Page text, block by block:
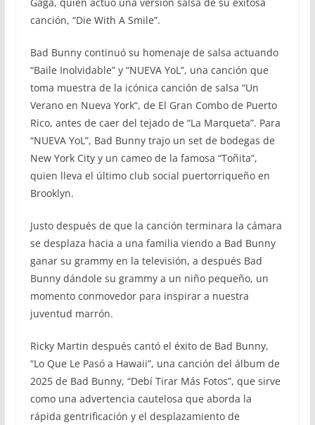
canción, “Die With A Smile”.
Bad Bunny continuó su homenaje de salsa actuando
“Baile Inolvidable” y “NUEVA YoL”, una canción que
toma muestra de la icónica canción de salsa “Un
Verano en Nueva York“, de El Gran Combo de Puerto
Rico, antes de caer del tejado de “La Marqueta”. Para
“NUEVA YoL”, Bad Bunny trajo un set de bodegas de
New York City y un cameo de la famosa “Toñita”,
quien lleva el último club social puertorriqueño en
Brooklyn.
Justo después de que la canción terminara la cámara
se desplaza hacia a una familia viendo a Bad Bunny
ganar su grammy en la televisión, a después Bad
Bunny dándole su grammy a un niño pequeño, un
momento conmovedor para inspirar a nuestra
juventud marrón.
Ricky Martin después cantó el éxito de Bad Bunny,
“Lo Que Le Pasó a Hawaii”, una canción del álbum de
2025 de Bad Bunny, “Debí Tirar Más Fotos”, que sirve
como una advertencia cautelosa que aborda la
rápida gentrificación y el desplazamiento de